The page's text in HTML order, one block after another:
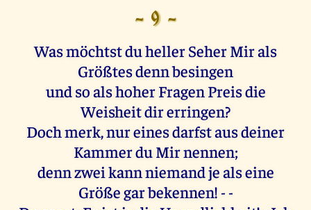
- 9 -
Was möchtst du heller Seher Mir als
Größtes denn besingen
und so als hoher Fragen Preis die
Weisheit dir erringen?
Doch merk, nur eines darfst aus deiner
Kammer du Mir nennen;
denn zwei kann niemand je als eine
Größe gar bekennen! - -